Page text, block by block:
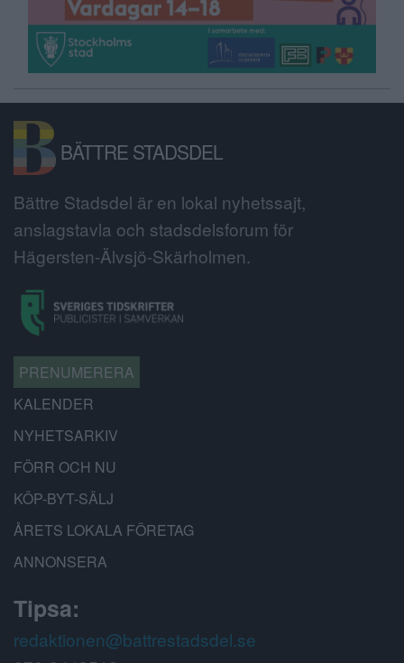
BÄTTRE STADSDEL
Bättre Stadsdel är en lokal nyhetssajt,
anslagstavla och stadsdelsforum för
Hägersten-Älvsjö-Skärholmen.
PRENUMERERA
KALENDER
NYHETSARKIV
FÖRR OCH NU
KÖP-BYT-SÄLJ
ÅRETS LOKALA FÖRETAG
ANNONSERA
Tipsa:
redaktionen@battrestadsdel.se